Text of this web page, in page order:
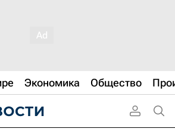
Экономика Общество